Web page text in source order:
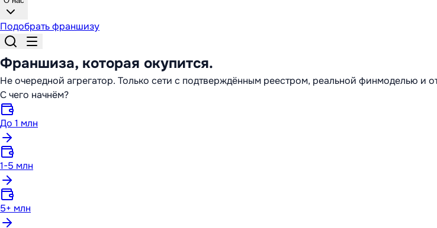
Подобрать франшизу
Франшиза, которая окупится.
Не очередной агрегатор. Только сети с подтверждённым реестром, реальной финмоделью и
С чего начнём?
До 1 млн
1-5 млн
5+ млн